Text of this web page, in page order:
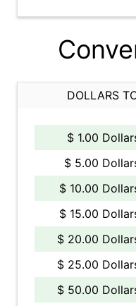
DOLLARS
$ 1.00
$ 5.00
$ 10.00
$ 15.00
$ 20.00
$ 25.00
$ 50.00